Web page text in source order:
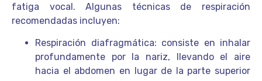
fatiga vocal. Algunas técnicas de respiración
recomendadas incluyen:
Respiración diafragmática: consiste en inhalar
profundamente por la nariz, llevando el aire
hacia el abdomen en lugar de la parte superior